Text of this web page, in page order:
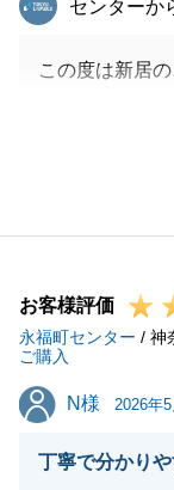
センターか
この度は新居
ご自宅のご売
ます。
お客様評価
永福町センター / 神
ご購入
N様
N様 2026年5
丁寧で分かり